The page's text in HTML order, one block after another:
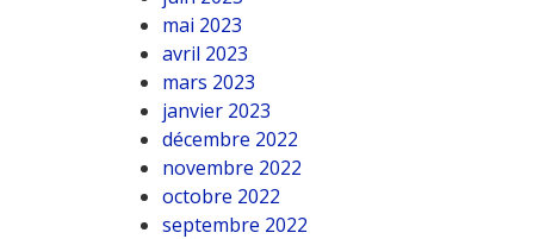
mai 2023
avril 2023
mars 2023
janvier 2023
décembre 2022
novembre 2022
octobre 2022
septembre 2022